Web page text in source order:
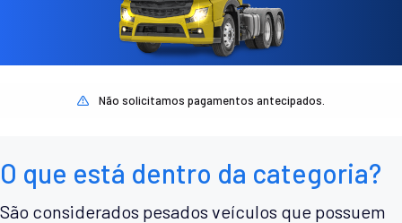
Não solicitamos pagamentos antecipados.
O que está dentro da categoria?
São considerados pesados veículos que possuem